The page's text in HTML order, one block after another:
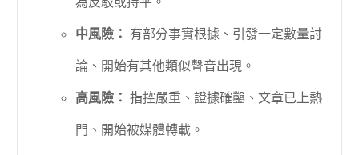
中風險： 有部分事實根據、引發一定數量討
論、開始有其他類似聲音出現。
高風險： 指控嚴重、證據確鑿、文章已上熱
門、開始被媒體轉載。